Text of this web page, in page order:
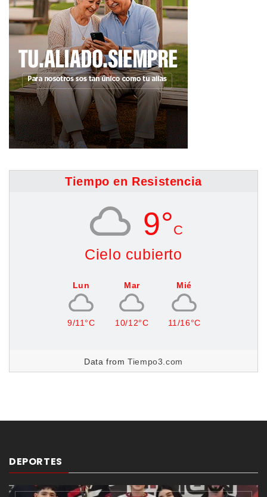
Tiempo en Resistencia
9°C
Cielo cubierto
Lun
9/11°C
Mar
10/12°C
Mié
11/16°C
Data fromTiempo3.com
DEPORTES